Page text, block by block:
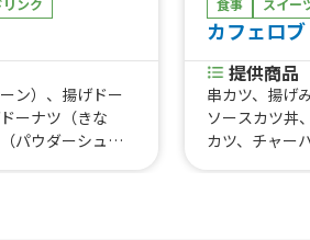
リンク
ン）、揚げドー
ーナツ（きな
パウダーシュガ
食事 スイー
カフェロブ
提供商品
串カツ、揚げ
ソースカツ丼
カツ、チャー